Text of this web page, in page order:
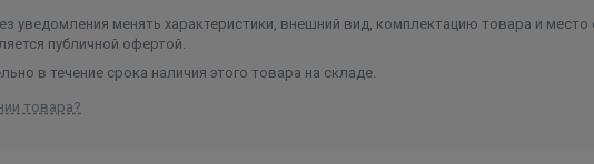
коллекторов гарантирует надежную работу в системах
теплоносителями (в том числе антифризами).
Патент №122469
уведомления менять характеристики, внешний вид, комплектацию товара и место
публичной офертой.
в течение срока наличия этого товара на складе.
товара?